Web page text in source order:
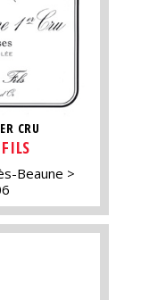
CRU
Beaune